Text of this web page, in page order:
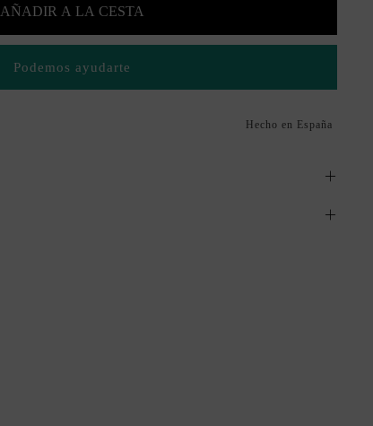
AÑADIR A LA CESTA
Podemos ayudarte
Hecho en España